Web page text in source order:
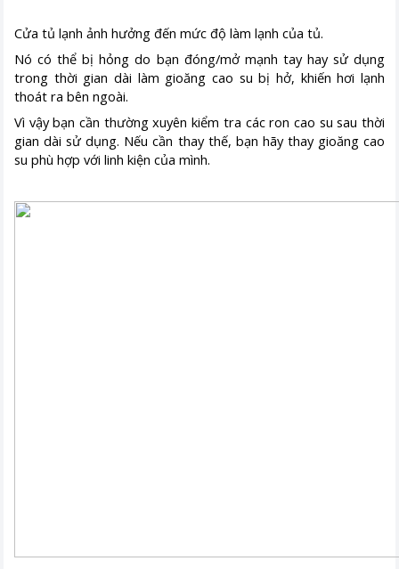
Cửa tủ lạnh ảnh hưởng đến mức độ làm lạnh của tủ.
Nó có thể bị hỏng do bạn đóng/mở mạnh tay hay sử dụng
trong thời gian dài làm gioăng cao su bị hở, khiến hơi lạnh
thoát ra bên ngoài.
Vì vậy bạn cần thường xuyên kiểm tra các ron cao su sau thời
gian dài sử dụng. Nếu cần thay thế, bạn hãy thay gioăng cao
su phù hợp với linh kiện của mình.